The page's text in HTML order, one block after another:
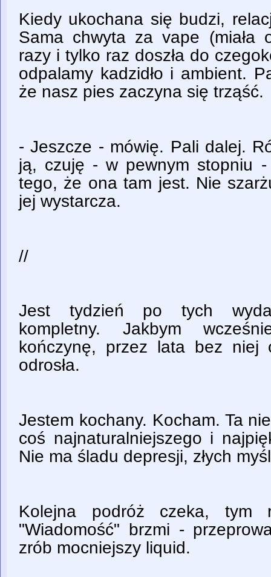
Kiedy ukochana się budzi,
Sama chwyta za vape (miała
razy i tylko raz doszła do
odpalamy kadzidło i ambient.
że nasz pies zaczyna się trząść.
- Jeszcze - mówię. Pali dalej.
ją, czuję - w pewnym stopniu
tego, że ona tam jest. Nie
jej wystarcza.
//
Jest tydzień po tych
kompletny. Jakbym
kończynę, przez lata bez niej
odrosła.
Jestem kochany. Kocham. Ta
coś najnaturalniejszego i
Nie ma śladu depresji, złych
Kolejna podróż czeka, tym
"Wiadomość" brzmi -
zrób mocniejszy liquid.